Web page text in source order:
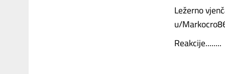
Ležerno
u/
Reakcije........